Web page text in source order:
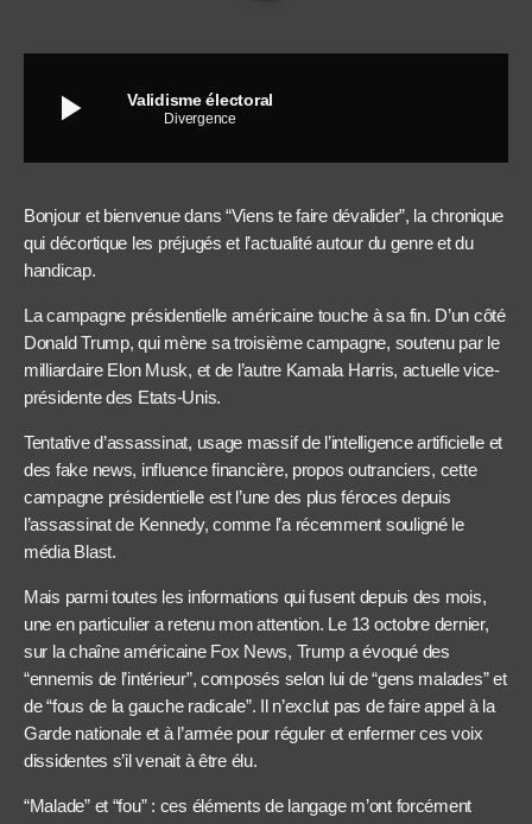
play_arrow Validisme électoral
Divergence
Bonjour et bienvenue dans “Viens te faire dévalider”, la chronique
qui décortique les préjugés et l’actualité autour du genre et du
handicap.
La campagne présidentielle américaine touche à sa fin. D’un côté
Donald Trump, qui mène sa troisième campagne, soutenu par le
milliardaire Elon Musk, et de l’autre Kamala Harris, actuelle vice-
présidente des Etats-Unis.
Tentative d’assassinat, usage massif de l’intelligence artificielle et
des fake news, influence financière, propos outranciers, cette
campagne présidentielle est l’une des plus féroces depuis
l’assassinat de Kennedy, comme l’a récemment souligné le
média Blast.
Mais parmi toutes les informations qui fusent depuis des mois,
une en particulier a retenu mon attention. Le 13 octobre dernier,
sur la chaîne américaine Fox News, Trump a évoqué des
“ennemis de l’intérieur”, composés selon lui de “gens malades” et
de “fous de la gauche radicale”. Il n’exclut pas de faire appel à la
Garde nationale et à l’armée pour réguler et enfermer ces voix
dissidentes s’il venait à être élu.
“Malade” et “fou” : ces éléments de langage m’ont forcément